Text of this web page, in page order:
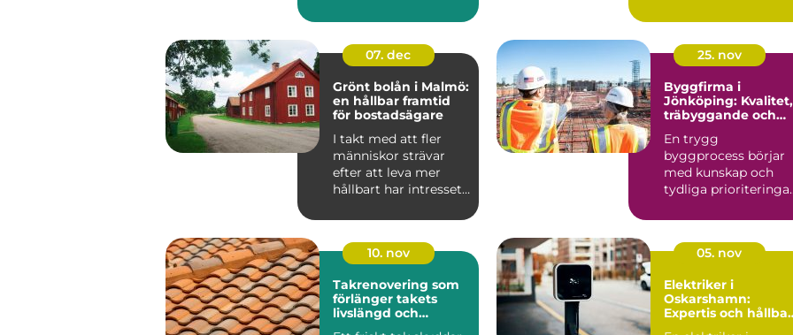
inomh...
07. dec
Grönt bolån i Malmö:
en hållbar framtid
för bostadsägare
I takt med att fler
människor strävar
efter att leva mer
hållbart har intresset
25. nov
Byggfirma i
Jönköping: Kvalitet,
träbyggande och
En trygg
byggprocess börjar
med kunskap och
tydliga
10. nov
Takrenovering som
förlänger takets
livslängd och
05. nov
Elektriker i
Oskarshamn:
Expertis och